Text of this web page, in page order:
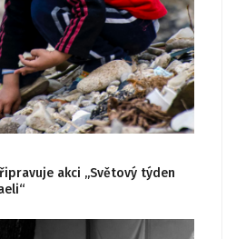
akci „Světový týden